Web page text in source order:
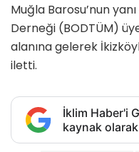
Muğla Barosu’nun
Derneği (BODTÜM)
alanına gelerek
iletti.
İklim Haber'i
kaynak